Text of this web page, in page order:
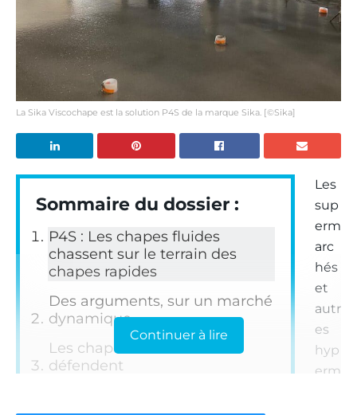
La Sika Viscochape est la solution P4S de la marque Sika. [©Sika]
Sommaire du dossier :
P4S : Les chapes fluides
chassent sur le terrain des
chapes rapides
Des arguments, sur un marché
dynamique
Les chapes en sacs se
défendent
Les
sup
erm
arc
hés
et
autr
es
hyp
erm
Continuer à lire